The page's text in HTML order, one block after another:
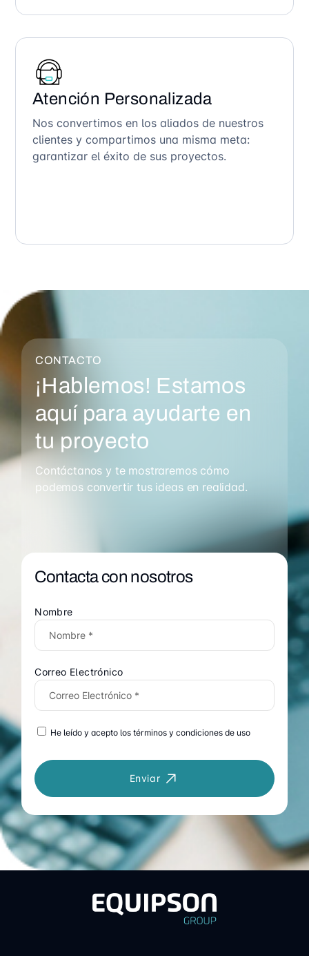
Atención Personalizada
Nos convertimos en los aliados de nuestros
clientes y compartimos una misma meta:
garantizar el éxito de sus proyectos.
CONTACTO
¡Hablemos! Estamos
aquí para ayudarte en
tu proyecto
Contáctanos y te mostraremos cómo
podemos convertir tus ideas en realidad.
Contacta con nosotros
Nombre
Correo Electrónico
He leído y acepto los términos y condiciones de uso
Enviar